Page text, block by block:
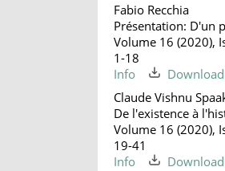
Fabio Recchia
Présentation: D'un
Volume 16 (2020),
1-18
Info
Download
Claude Vishnu
De l'existence à
Volume 16 (2020),
19-41
Info
Download